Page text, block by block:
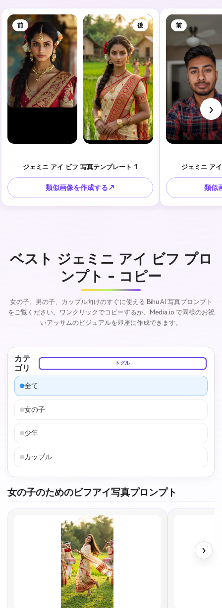
前 後
ジェミニ アイ ビフ 写真テンプレート 1
類似画像を作成する↗
前
ジェミニ ア
類似
›
ベスト ジェミニ アイ ビフ プロ
ンプト - コピー
女の子、男の子、カップル向けのすぐに使える Bihu AI 写真プロンプト
をご覧ください。ワンクリックでコピーするか、Media.io で同様のお祝
いアッサムのビジュアルを即座に作成できます。
カテ
ゴリ
トグル
全て
女の子
少年
カップル
女の子のためのビフアイ写真プロンプト
›